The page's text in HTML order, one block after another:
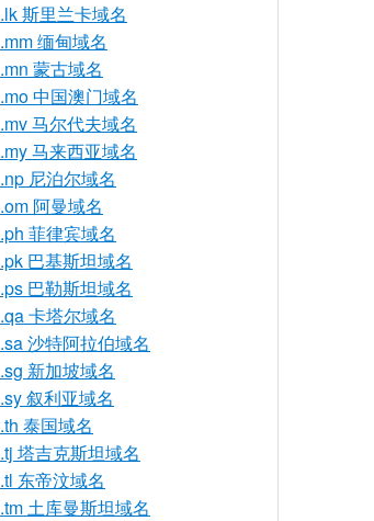
.lk 斯里兰卡域名
.mm 缅甸域名
.mn 蒙古域名
.mo 中国澳门域名
.mv 马尔代夫域名
.my 马来西亚域名
.np 尼泊尔域名
.om 阿曼域名
.ph 菲律宾域名
.pk 巴基斯坦域名
.ps 巴勒斯坦域名
.qa 卡塔尔域名
.sa 沙特阿拉伯域名
.sg 新加坡域名
.sy 叙利亚域名
.th 泰国域名
.tj 塔吉克斯坦域名
.tl 东帝汶域名
.tm 土库曼斯坦域名